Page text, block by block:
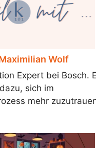
Wolf
Expert bei Bosch.
sich im
mehr